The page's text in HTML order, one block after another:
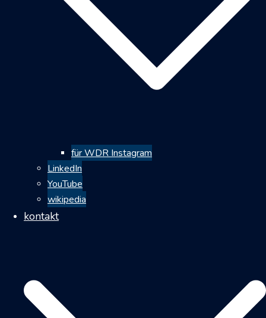
für WDR Instagram
LinkedIn
YouTube
wikipedia
kontakt